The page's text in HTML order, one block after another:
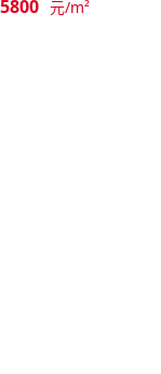
5800 元/m²